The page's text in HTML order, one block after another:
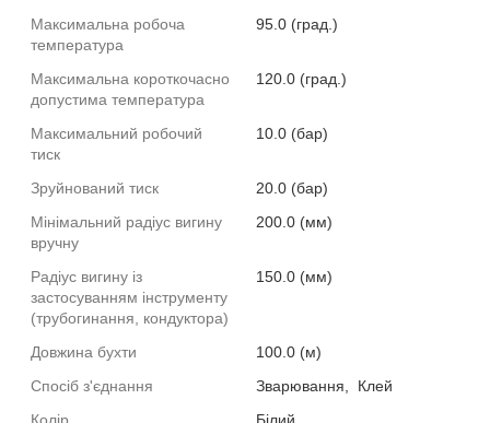
Максимальна робоча
температура
95.0 (град.)
Максимальна короткочасно
допустима температура
120.0 (град.)
Максимальний робочий
тиск
10.0 (бар)
Зруйнований тиск
20.0 (бар)
Мінімальний радіус вигину
вручну
200.0 (мм)
Радіус вигину із
застосуванням інструменту
(трубогинання, кондуктора)
150.0 (мм)
Довжина бухти
100.0 (м)
Спосіб з'єднання
Зварювання, Клей
Колір
Білий